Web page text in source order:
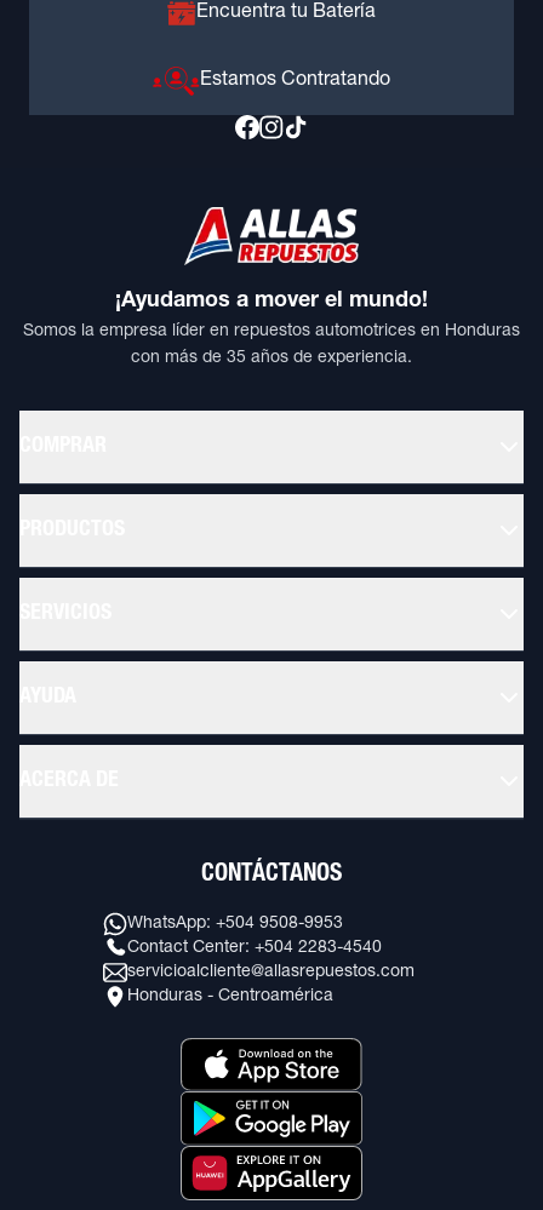
Encuentra tu Batería
Estamos Contratando
¡Ayudamos a mover el mundo!
Somos la empresa líder en repuestos automotrices en Honduras
con más de 35 años de experiencia.
CONTÁCTANOS
WhatsApp: +504 9508-9953
Contact Center: +504 2283-4540
servicioalcliente@allasrepuestos.com
Honduras - Centroamérica